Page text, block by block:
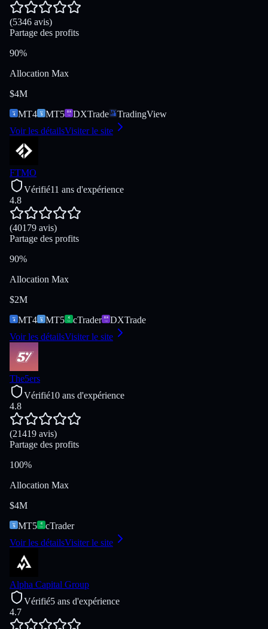
(5346 avis)
Partage des profits
90%
Allocation Max
$4M
MT4
MT5 DXTrade
TradingView
Voir les détailsVisiter le site
FTMO
Vérifié11 ans d'expérience
4.8
(40179 avis)
Partage des profits
90%
Allocation Max
$2M
MT4
MT5 cTrader
DXTrade
Voir les détailsVisiter le site
The5ers
Vérifié10 ans d'expérience
4.8
(21419 avis)
Partage des profits
100%
Allocation Max
$4M
MT5
cTrader
Voir les détailsVisiter le site
Alpha Capital Group
Vérifié5 ans d'expérience
4.7